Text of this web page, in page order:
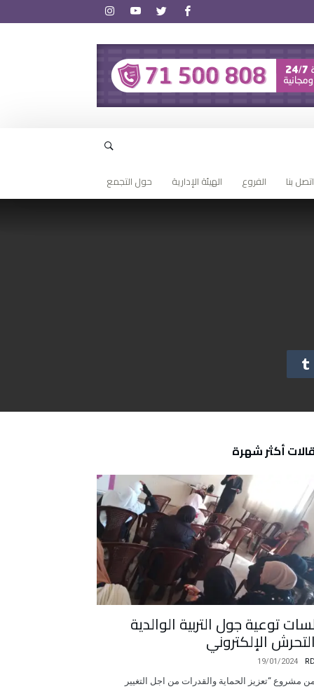
حول التجمع الهيئة الإدارية الفروع اتصل بنا
أكثر شهرة
توعية جول التربية الوالدية
الإلكتروني
19/01/2024
مشروع “تعزيز الحماية والقدرات من اجل التغيير